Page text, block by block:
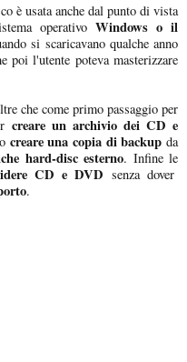
è usata anche dal punto di vista
operativo Windows o il
si scaricavano qualche anno
poi l'utente poteva masterizzare
che come primo passaggio per
creare un archivio dei CD e
creare una copia di backup da
hard-disc esterno. Infine le
CD e DVD senza dover
.